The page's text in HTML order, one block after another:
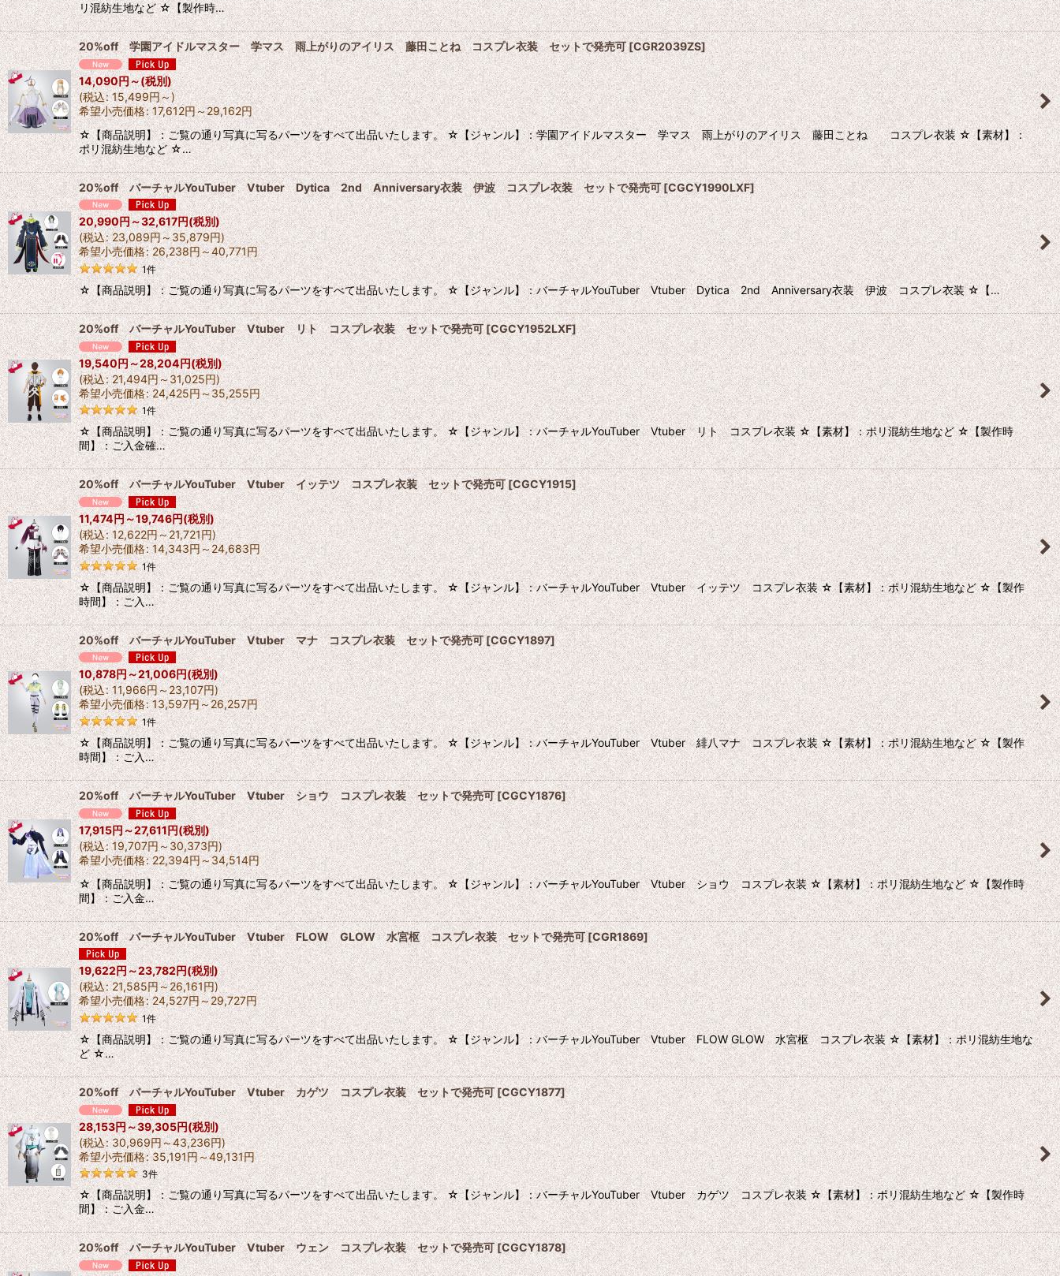
リ混紡生地など ☆【製作時…
20%off 学園アイドルマスター 学マス 雨上がりのアイリス 藤田ことね コスプレ衣装 セットで発売可[CGR2039ZS]
14,090円～(税別)
(税込: 15,499円～)
希望小売価格: 17,612円～29,162円
☆【商品説明】：ご覧の通り写真に写るパーツをすべて出品いたします。 ☆【ジャンル】：学園アイドルマスター 学マス 雨上がりのアイリス 藤田ことね コスプレ衣装 ☆【素材】：
ポリ混紡生地など ☆…
20%off バーチャルYouTuber Vtuber Dytica 2nd Anniversary衣装 伊波 コスプレ衣装 セットで発売可[CGCY1990LXF]
20,990円～32,617円(税別)
(税込: 23,089円～35,879円)
希望小売価格: 26,238円～40,771円
1件
☆【商品説明】：ご覧の通り写真に写るパーツをすべて出品いたします。 ☆【ジャンル】：バーチャルYouTuber Vtuber Dytica 2nd Anniversary衣装 伊波 コスプレ衣装 ☆【…
20%off バーチャルYouTuber Vtuber リト コスプレ衣装 セットで発売可[CGCY1952LXF]
19,540円～28,204円(税別)
(税込: 21,494円～31,025円)
希望小売価格: 24,425円～35,255円
1件
☆【商品説明】：ご覧の通り写真に写るパーツをすべて出品いたします。 ☆【ジャンル】：バーチャルYouTuber Vtuber リト コスプレ衣装 ☆【素材】：ポリ混紡生地など ☆【製作時
間】：ご入金確…
20%off バーチャルYouTuber Vtuber イッテツ コスプレ衣装 セットで発売可[CGCY1915]
11,474円～19,746円(税別)
(税込: 12,622円～21,721円)
希望小売価格: 14,343円～24,683円
1件
☆【商品説明】：ご覧の通り写真に写るパーツをすべて出品いたします。 ☆【ジャンル】：バーチャルYouTuber Vtuber イッテツ コスプレ衣装 ☆【素材】：ポリ混紡生地など ☆【製作
時間】：ご入…
20%off バーチャルYouTuber Vtuber マナ コスプレ衣装 セットで発売可[CGCY1897]
10,878円～21,006円(税別)
(税込: 11,966円～23,107円)
希望小売価格: 13,597円～26,257円
1件
☆【商品説明】：ご覧の通り写真に写るパーツをすべて出品いたします。 ☆【ジャンル】：バーチャルYouTuber Vtuber 緋八マナ コスプレ衣装 ☆【素材】：ポリ混紡生地など ☆【製作
時間】：ご入…
20%off バーチャルYouTuber Vtuber ショウ コスプレ衣装 セットで発売可[CGCY1876]
17,915円～27,611円(税別)
(税込: 19,707円～30,373円)
希望小売価格: 22,394円～34,514円
☆【商品説明】：ご覧の通り写真に写るパーツをすべて出品いたします。 ☆【ジャンル】：バーチャルYouTuber Vtuber ショウ コスプレ衣装 ☆【素材】：ポリ混紡生地など ☆【製作時
間】：ご入金…
20%off バーチャルYouTuber Vtuber FLOW GLOW 水宮枢 コスプレ衣装 セットで発売可[CGR1869]
19,622円～23,782円(税別)
(税込: 21,585円～26,161円)
希望小売価格: 24,527円～29,727円
1件
☆【商品説明】：ご覧の通り写真に写るパーツをすべて出品いたします。 ☆【ジャンル】：バーチャルYouTuber Vtuber FLOW GLOW 水宮枢 コスプレ衣装 ☆【素材】：ポリ混紡生地な
ど ☆…
20%off バーチャルYouTuber Vtuber カゲツ コスプレ衣装 セットで発売可 [CGCY1877]
28,153円～39,305円(税別)
(税込: 30,969円～43,236円)
希望小売価格: 35,191円～49,131円
3件
☆【商品説明】：ご覧の通り写真に写るパーツをすべて出品いたします。 ☆【ジャンル】：バーチャルYouTuber Vtuber カゲツ コスプレ衣装 ☆【素材】：ポリ混紡生地など ☆【製作時
間】：ご入金…
20%off バーチャルYouTuber Vtuber ウェン コスプレ衣装 セットで発売可 [CGCY1878]